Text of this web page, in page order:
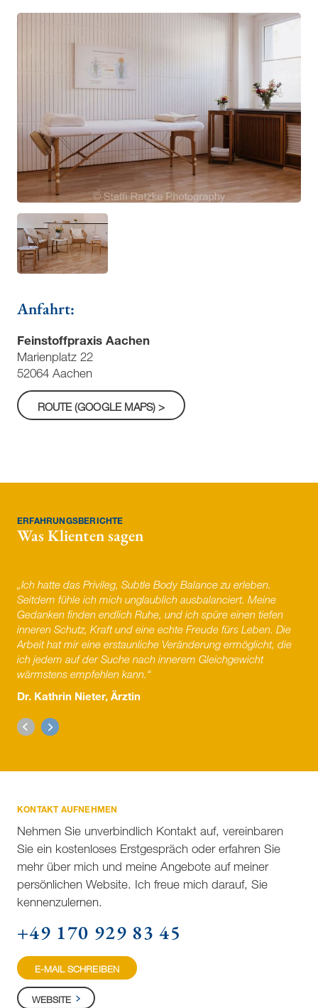
Anfahrt:
Feinstoffpraxis Aachen
Marienplatz 22
52064 Aachen
ERFAHRUNGSBERICHTE
Was Klienten sagen
„Ich hatte das Privileg, Subtle Body Balance zu erleben.
Seitdem fühle ich mich unglaublich ausbalanciert. Meine
Gedanken finden endlich Ruhe, und ich spüre einen tiefen
inneren Schutz, Kraft und eine echte Freude fürs Leben. Die
Arbeit hat mir eine erstaunliche Veränderung ermöglicht, die
ich jedem auf der Suche nach innerem Gleichgewicht
wärmstens empfehlen kann.“
Dr. Kathrin Nieter, Ärztin
KONTAKT AUFNEHMEN
Nehmen Sie unverbindlich Kontakt auf, vereinbaren
Sie ein kostenloses Erstgespräch oder erfahren Sie
mehr über mich und meine Angebote auf meiner
persönlichen Website. Ich freue mich darauf, Sie
kennenzulernen.
+49 170 929 83 45
E-MAIL SCHREIBEN
WEBSITE